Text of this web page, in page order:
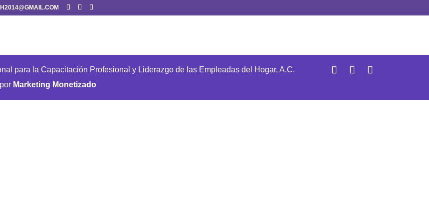
para la Capacitación Profesional y Liderazgo de las Empleadas del Hogar, A.C.
Marketing Monetizado